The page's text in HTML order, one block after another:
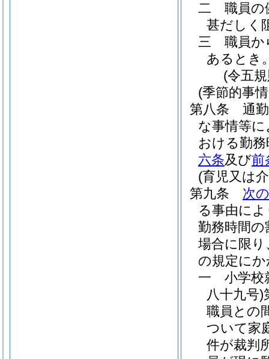
二
職員の
甚だしく
三
職員か
あるとき
(令五
(季節的事
第八条
通
な事情等
おける勤
六条及び前
(育児又は
第九条
次
る事由に
勤務時間
場合に限り
の規定に
一
小学校
八十九号)
職員との
ついて家
件が裁判